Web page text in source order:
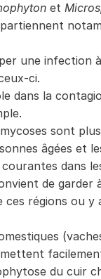
et
une infection à
ci.
dans la
sont plus
âgées et
dans
de garder
régions ou y
du cuir